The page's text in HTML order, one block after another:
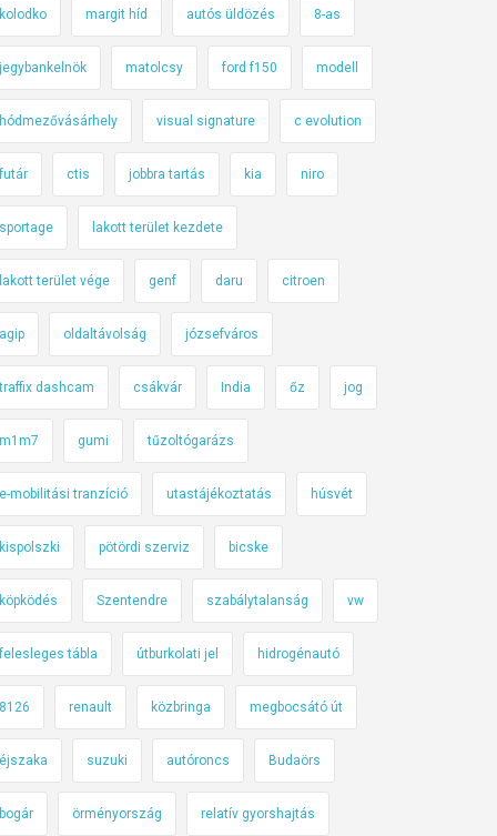
kolodko margit híd autós üldözés 8-as
jegybankelnök matolcsy ford f150 modell
hódmezővásárhely visual signature c evolution
futár ctis jobbra tartás kia niro
sportage lakott terület kezdete
lakott terület vége genf daru citroen
agip oldaltávolság józsefváros
traffix dashcam csákvár India őz jog
m1m7 gumi tűzoltógarázs
e-mobilitási tranzíció utastájékoztatás húsvét
kispolszki pötördi szerviz bicske
köpködés Szentendre szabálytalanság vw
felesleges tábla útburkolati jel hidrogénautó
8126 renault közbringa megbocsátó út
éjszaka suzuki autóroncs Budaörs
bogár örményország relatív gyorshajtás